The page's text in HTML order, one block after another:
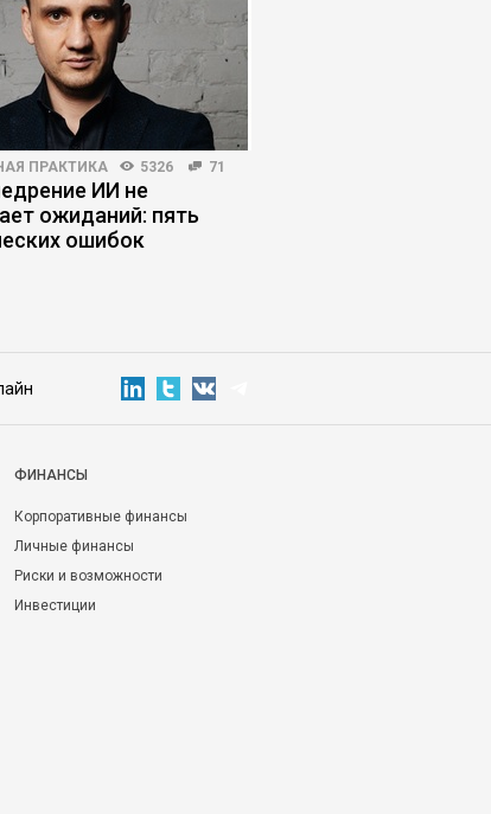
ПРАКТИКА 5326 71
ИИ не
ожиданий: пять
ошибок
ФИНАНСЫ
Корпоративные финансы
Личные финансы
Риски и возможности
Инвестиции